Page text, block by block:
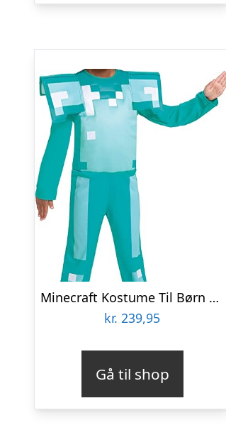
Minecraft Kostume Til Børn – Diamant Rustning – 116 Cm
kr. 239,95
Gå til shop